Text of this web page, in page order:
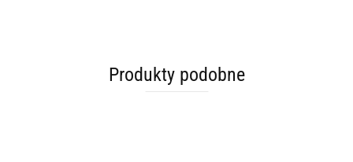
Produkty podobne